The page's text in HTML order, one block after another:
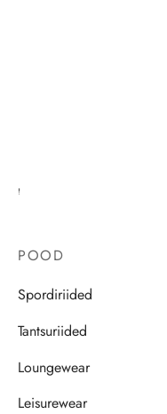
POOD
Spordiriided
Tantsuriided
Loungewear
Leisurewear